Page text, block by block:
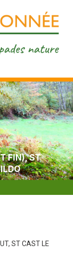
FIN), ST
ST CAST LE